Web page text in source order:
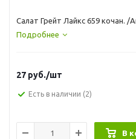
Салат Грейт Лайкс 659 кочан. /
Подробнее
27 руб./шт
Есть в наличии (2)
В